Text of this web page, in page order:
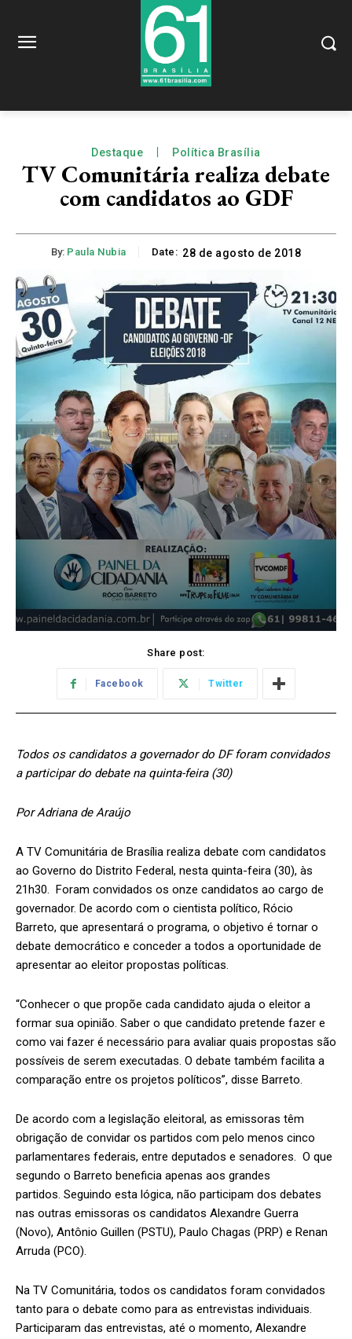
Destaque Política Brasília
TV Comunitária realiza debate
com candidatos ao GDF
By: Paula Nubia Date: 28 de agosto de 2018
Share post:
Facebook Twitter
Todos os candidatos a governador do DF foram convidados
a participar do debate na quinta-feira (30)
Por Adriana de Araújo
A TV Comunitária de Brasília realiza debate com candidatos
ao Governo do Distrito Federal, nesta quinta-feira (30), às
21h30. Foram convidados os onze candidatos ao cargo de
governador. De acordo com o cientista político, Rócio
Barreto, que apresentará o programa, o objetivo é tornar o
debate democrático e conceder a todos a oportunidade de
apresentar ao eleitor propostas políticas.
“Conhecer o que propõe cada candidato ajuda o eleitor a
formar sua opinião. Saber o que candidato pretende fazer e
como vai fazer é necessário para avaliar quais propostas são
possíveis de serem executadas. O debate também facilita a
comparação entre os projetos políticos”, disse Barreto.
De acordo com a legislação eleitoral, as emissoras têm
obrigação de convidar os partidos com pelo menos cinco
parlamentares federais, entre deputados e senadores. O que
segundo o Barreto beneficia apenas aos grandes
partidos. Seguindo esta lógica, não participam dos debates
nas outras emissoras os candidatos Alexandre Guerra
(Novo), Antônio Guillen (PSTU), Paulo Chagas (PRP) e Renan
Arruda (PCO).
Na TV Comunitária, todos os candidatos foram convidados
tanto para o debate como para as entrevistas individuais.
Participaram das entrevistas, até o momento, Alexandre